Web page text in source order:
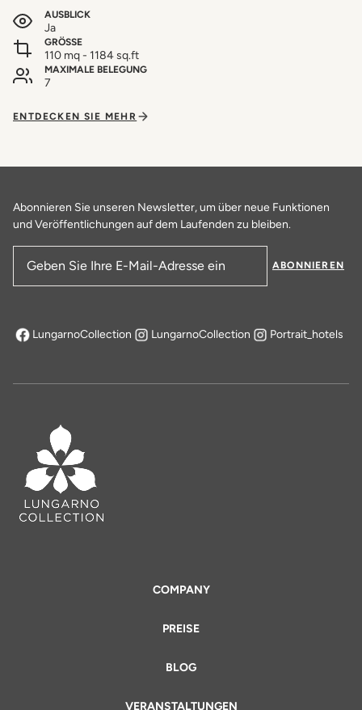
AUSBLICK
Ja
GRÖSSE
110 mq - 1184 sq.ft
MAXIMALE BELEGUNG
7
ENTDECKEN SIE MEHR
COMPANY
PREISE
BLOG
VERANSTALTUNGEN
Abonnieren Sie unseren Newsletter, um über neue Funktionen
und Veröffentlichungen auf dem Laufenden zu bleiben.
E-Mail-Adresse
ABONNIEREN
LungarnoCollection
öffnet sich in einem neuen Tab
LungarnoCollection Portrait_hotels